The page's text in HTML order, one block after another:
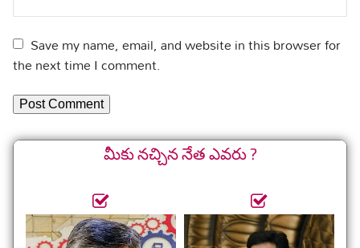
Save my name, email, and website in this browser for
the next time I comment.
మీకు నచ్చిన నేత ఎవరు ?